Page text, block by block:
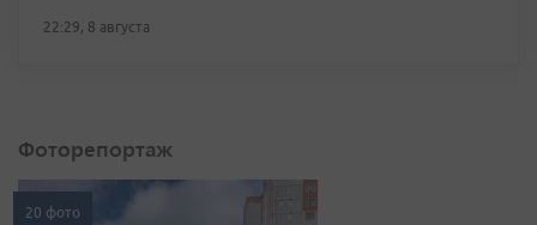
22:29, 8 августа
Фоторепортаж
20 фото